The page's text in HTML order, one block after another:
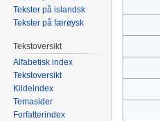
Tekster på islandsk
Tekster på færøysk
Tekstoversikt
Alfabetisk index
Tekstoversikt
Kildeindex
Temasider
Forfatterindex